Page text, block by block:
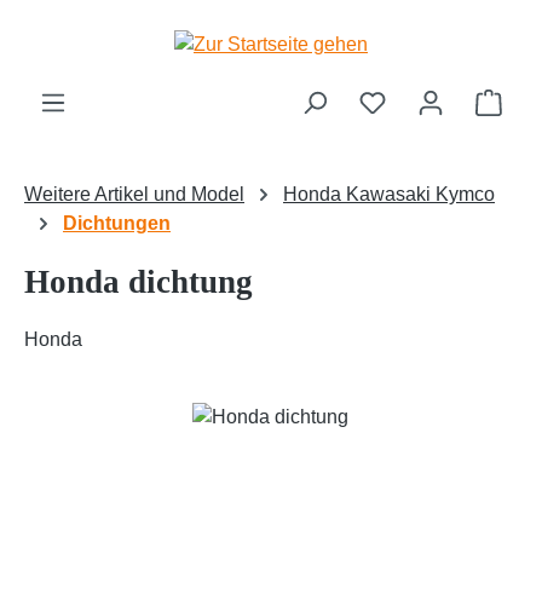
Zum Hauptinhalt springen
Weitere Artikel und Model
Honda Kawasaki Kymco
Dichtungen
Honda dichtung
Honda
Bildergalerie überspringen